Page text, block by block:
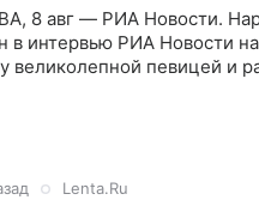
8 авг — РИА Новости.
в интервью РИА Новости
великолепной певицей и
Lenta.Ru